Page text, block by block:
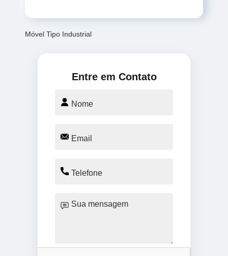
Móvel Tipo Industrial
Entre em Contato